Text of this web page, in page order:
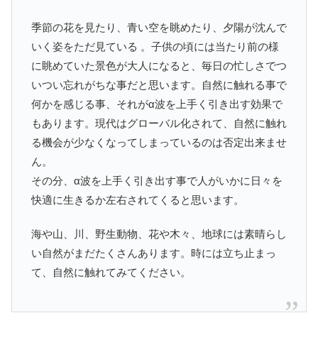
季節の花を見たり、青い空を眺めたり、夕陽が沈んで
いく姿をただ見ている 。子供の頃には当たり前の様
に眺めていた景色が大人になると、毎日の忙しさでつ
いつい忘れがちな事だと思います。自然に触れる事で
何かを感じる事、それがα波を上手く引き出す効果で
もあります。現代はグローバル化されて、自然に触れ
る機会が少なくなってしまっているのは否定出来ませ
ん。
その分、α波を上手く引き出す事で人がいかに日々を
快適に生きるか左右されてくると思います。
海や山、川、野生動物、花や木々、地球には素晴らし
い自然がまだたくさんあります。時には立ち止まっ
て、自然に触れてみてください。